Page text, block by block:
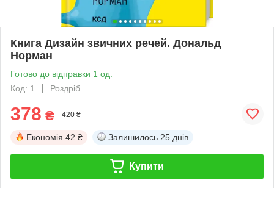
Книга Дизайн звичних речей. Дональд
Норман
Готово до відправки 1 од.
Код: 1
Роздріб
378 ₴ 420 ₴
Економія 42 ₴ Залишилось 25 днів
Купити